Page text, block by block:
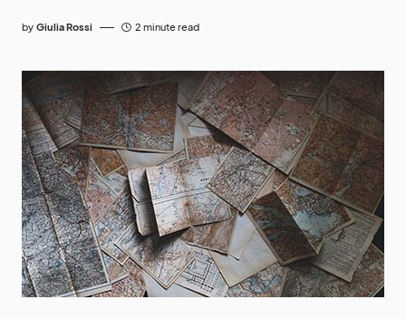
by Giulia Rossi 2 minute read